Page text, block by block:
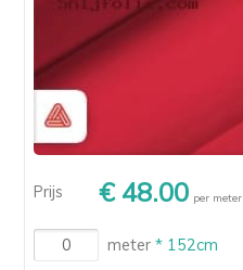
Prijs € 48.00 per meter
meter* 152cm